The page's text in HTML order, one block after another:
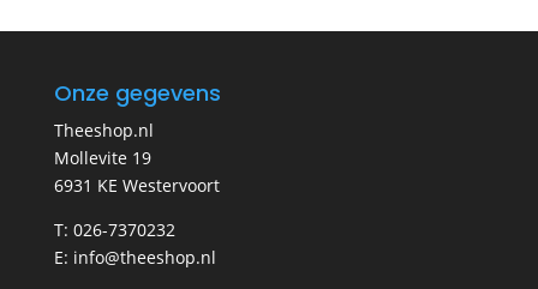
Onze gegevens
Theeshop.nl
Mollevite 19
6931 KE Westervoort
T: 026-7370232
E: info@theeshop.nl